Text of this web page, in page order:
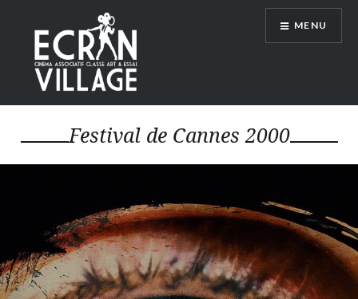
contenu
principal
ÉCRAN VILLAGE
MENU
Festival de Cannes 2000